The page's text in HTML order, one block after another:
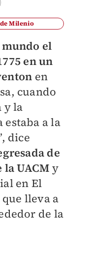
Milenio
mundo el
en un
en
cuando
y la
estaba a la
dice
de
UACMy
en El
lleva a
de la